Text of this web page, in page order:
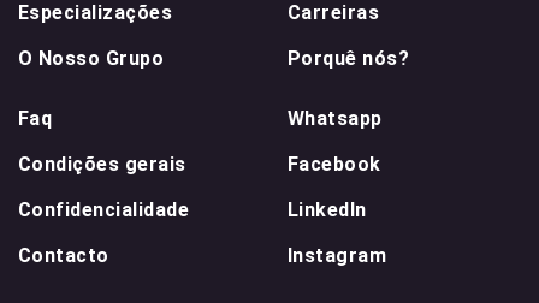
Especializações
O Nosso Grupo
Carreiras
Porquê nós?
Faq
Condições gerais
Confidencialidade
Contacto
Whatsapp
Facebook
LinkedIn
Instagram